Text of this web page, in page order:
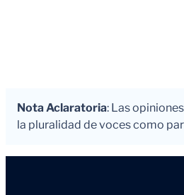
Nota Aclaratoria: Las
la pluralidad de voces como